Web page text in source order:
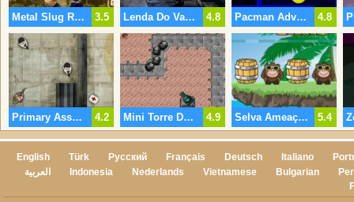
3.5
Metal Slug Resgate De Reféns 4.8
Lenda Do Vazio 2 4.8
Pacman Advanced
4.2
Primary Assault 4.9
Mini Torre De Defesa 5.4
Selva Ameaça De Férias 2
English Türk Русский Français Deutsch Italiano
العربية
Indonesia Nederlands Vietnamese Bulgarian